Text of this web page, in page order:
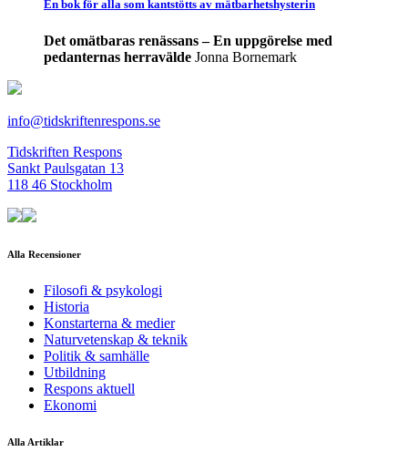
En bok för alla som kantstötts av mätbarhetshysterin
Det omätbaras renässans – En uppgörelse med
pedanternas herravälde Jonna Bornemark
info@tidskriftenrespons.se
Tidskriften Respons
Sankt Paulsgatan 13
118 46 Stockholm
Alla Recensioner
Filosofi & psykologi
Historia
Konstarterna & medier
Naturvetenskap & teknik
Politik & samhälle
Utbildning
Respons aktuell
Ekonomi
Alla Artiklar